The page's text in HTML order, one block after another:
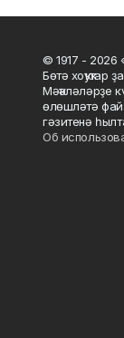
© 1917 - 2026
Бөтә хоҡуҡтар
Мәҡәләләрҙе
өлөшләтә
гәзитенә
Об